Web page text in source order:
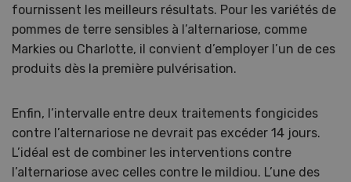
fournissent les meilleurs résultats. Pour les variétés de
pommes de terre sensibles à l’alternariose, comme
Markies ou Charlotte, il convient d’employer l’un de ces
produits dès la première pulvérisation.
Enfin, l’intervalle entre deux traitements fongicides
contre l’alternariose ne devrait pas excéder 14 jours.
L’idéal est de combiner les interventions contre
l’alternariose avec celles contre le mildiou. L’une des